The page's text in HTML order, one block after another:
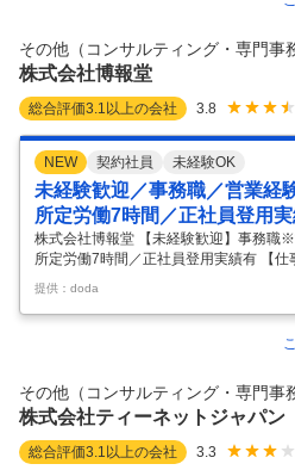
今の実務経験がそのまま最大の武器にな
生モノのス…
その他（コンサルティング・専門事
株式会社博報堂
総合評価3.1 以上の会社 3.8
NEW 契約社員 未経験OK
未経験歓迎／事務職／営業経
所定労働7時間／正社員登用
株式会社博報堂 【未経験歓迎】事務職
所定労働7時間／正社員登用実績有 【仕
※営業経験者歓迎／年休125日・所定労
体的な仕事内容】 <異業界からの入社
国内トップクラスのスケール/営業職か
配属部署の基幹業務の円滑な推進をサ
等に応じて担当いただく業務を決定いた
提供：doda
その他（コンサルティング・専門事
株式会社ティーネットジャパン
総合評価3.1 以上の会社 3.3